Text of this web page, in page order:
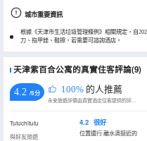
城市重要資訊
根據《天津市生活垃圾管理條例》相關規定，自
刀、指甲銼、鞋擦，若需要可諮詢酒店。
天津紫百合公寓的真實住客評論(9)
4.2 /5分 100% 的人推薦
永安旅遊評價由真實酒店住客提供的評價。
Tutuchitutu
與好友旅遊
4.2 很好
位置還行 離水滴挺近的